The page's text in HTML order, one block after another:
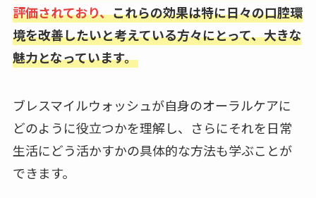
評価されており、これらの効果は特に日々の口腔環
境を改善したいと考えている方々にとって、大きな
魅力となっています。
ブレスマイルウォッシュが自身のオーラルケアに
どのように役立つかを理解し、さらにそれを日常
生活にどう活かすかの具体的な方法も学ぶことが
できます。